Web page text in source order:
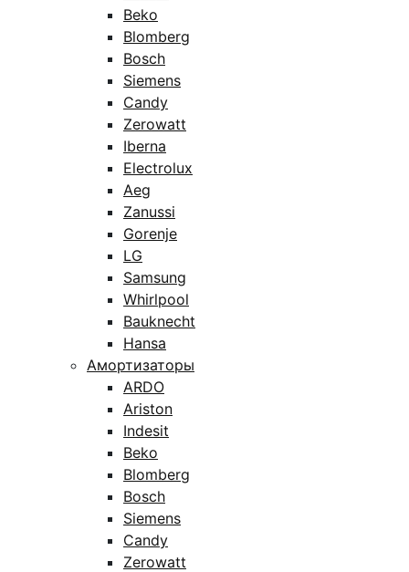
Beko
Blomberg
Bosch
Siemens
Candy
Zerowatt
Iberna
Electrolux
Aeg
Zanussi
Gorenje
LG
Samsung
Whirlpool
Bauknecht
Hansa
Амортизаторы
ARDO
Ariston
Indesit
Beko
Blomberg
Bosch
Siemens
Candy
Zerowatt